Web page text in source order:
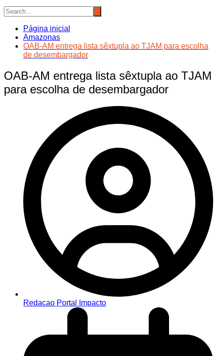
Página inicial
Amazonas
OAB-AM entrega lista sêxtupla ao TJAM para escolha
de desembargador
OAB-AM entrega lista sêxtupla ao TJAM
para escolha de desembargador
Redacao Portal Impacto